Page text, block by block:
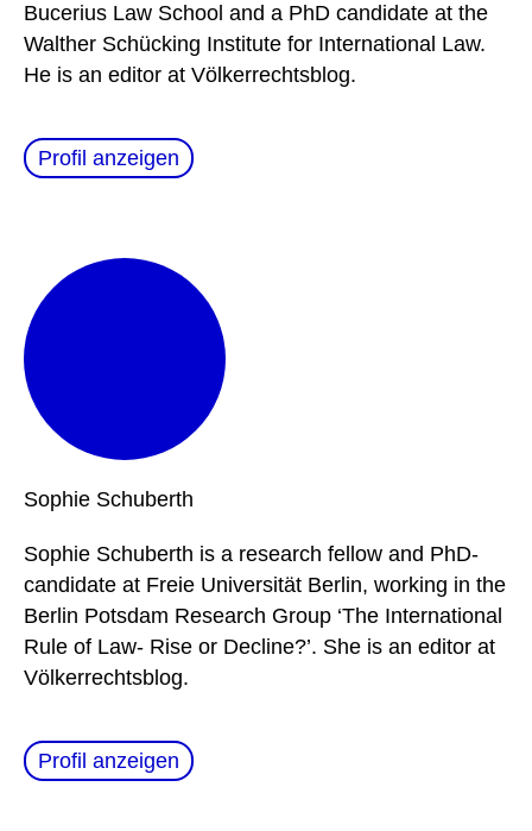
Bucerius Law School and a PhD candidate at the
Walther Schücking Institute for International Law.
He is an editor at Völkerrechtsblog.
Profil anzeigen
Sophie Schuberth
Sophie Schuberth is a research fellow and PhD-
candidate at Freie Universität Berlin, working in the
Berlin Potsdam Research Group ‘The International
Rule of Law- Rise or Decline?’. She is an editor at
Völkerrechtsblog.
Profil anzeigen